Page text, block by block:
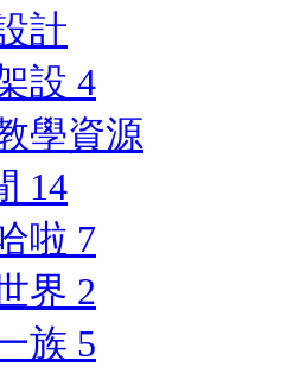
計
設 4
學資源
14
啦 7
界 2
族 5